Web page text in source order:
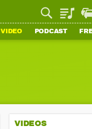
Playlist
VIDEO PODCAST
VIDEOS